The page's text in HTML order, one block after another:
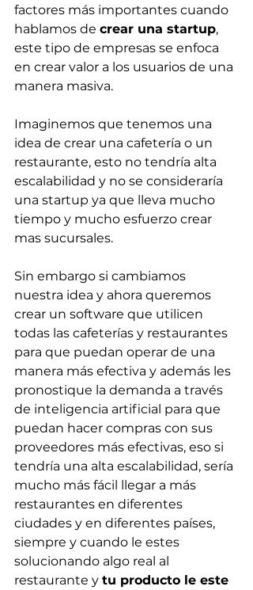
factores más importantes cuando
hablamos de crear una startup,
este tipo de empresas se enfoca
en crear valor a los usuarios de una
manera masiva.
Imaginemos que tenemos una
idea de crear una cafetería o un
restaurante, esto no tendría alta
escalabilidad y no se consideraría
una startup ya que lleva mucho
tiempo y mucho esfuerzo crear
mas sucursales.
Sin embargo si cambiamos
nuestra idea y ahora queremos
crear un software que utilicen
todas las cafeterías y restaurantes
para que puedan operar de una
manera más efectiva y además les
pronostique la demanda a través
de inteligencia artificial para que
puedan hacer compras con sus
proveedores más efectivas, eso si
tendría una alta escalabilidad, sería
mucho más fácil llegar a más
restaurantes en diferentes
ciudades y en diferentes países,
siempre y cuando le estes
solucionando algo real al
restaurante y tu producto le este